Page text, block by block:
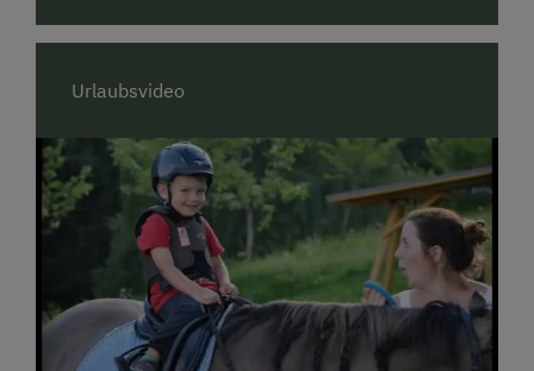
Für unsere Hausgäste gibt es 7 % Ermäßigung auf
Ob Reiterurlaub mit der Familie oder eine Auszeit
Ort, der alle Sinne anspricht und unvergessliche
Erinnerungen schafft.
Wir freuen uns, euch bald bei uns willkommen zu
eure Familie Leitner
Urlaubsvideo